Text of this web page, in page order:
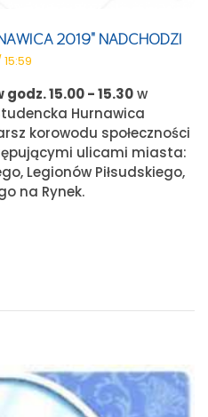
2019" NADCHODZI
15.00 - 15.30w
Hurnawica
korowodu społeczności
ulicami miasta:
Legionów Piłsudskiego,
na Rynek.